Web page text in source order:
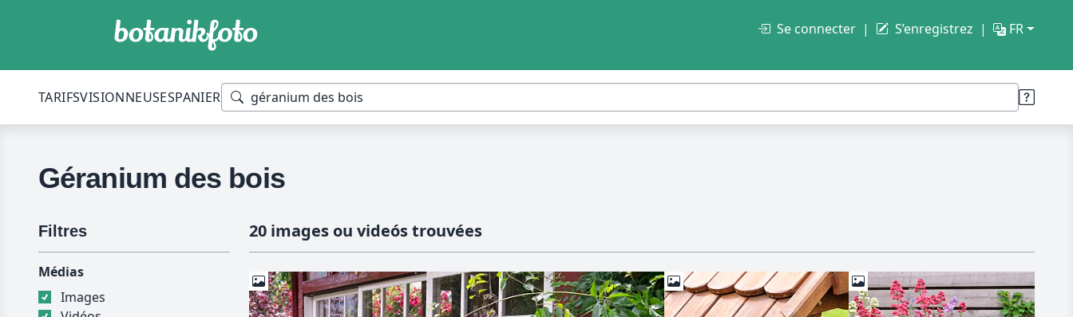
Se connecter S’enregistrez FR
TARIFSVISIONNEUSESPANIER
Géranium des bois
Filtres
Médias
Images
20 images ou videós trouvées